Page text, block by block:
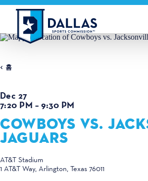
콘텐츠로 건너뛰기
홈
Dec 27
7:20 PM – 9:30 PM
COWBOYS VS.
JAGUARS
AT&T Stadium
1 AT&T Way Arlington, Texas 76011